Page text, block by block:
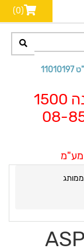
(0)
שים לב! מינימום הזמנה 1500
מע"מ